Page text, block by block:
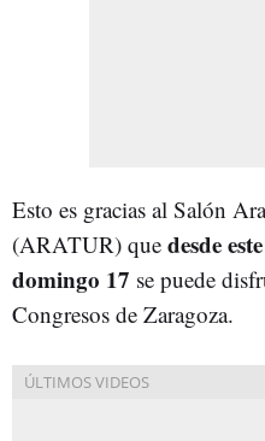
Esto es gracias al Salón
(ARATUR) que desde
domingo 17 se puede
Congresos de Zaragoza.